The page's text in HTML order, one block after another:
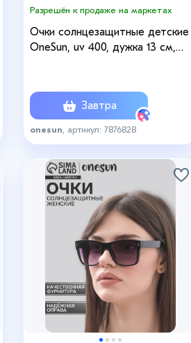
Разрешён к продаже на маркетах
Очки солнцезащитные детские
OneSun, uv 400, дужка 13 см,
Завтра
onesun , артикул: 7876828